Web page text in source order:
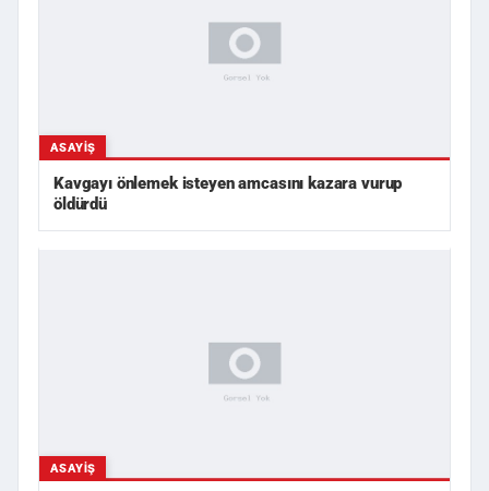
ASAYIŞ
Kavgayı önlemek isteyen amcasını kazara vurup
öldürdü
ASAYIŞ